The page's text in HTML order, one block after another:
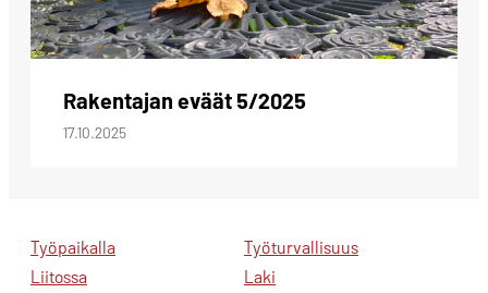
Rakentajan eväät 5/2025
17.10.2025
Työpaikalla
Liitossa
Työturvallisuus
Laki